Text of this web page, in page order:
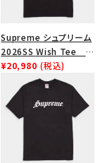
Supreme シュプリーム
2026SS Wish Tee ウ
ィッシュTシャツ ブラッ
¥20,980 (税込)